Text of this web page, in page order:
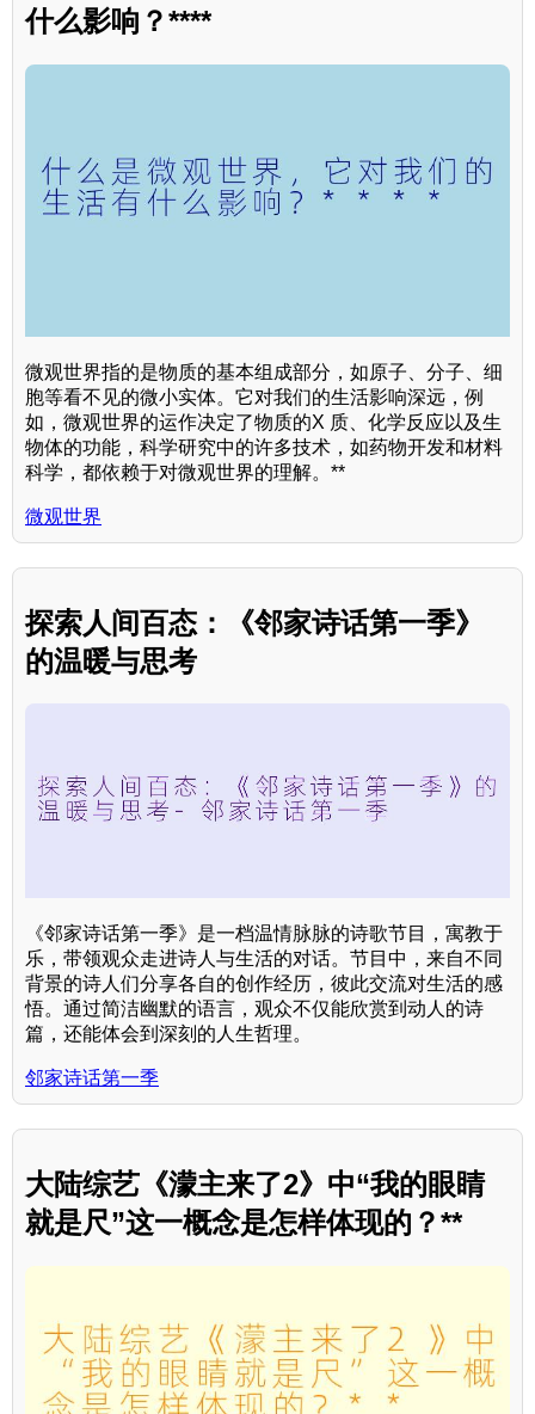
什么影响？****
微观世界指的是物质的基本组成部分，如原子、分子、细
胞等看不见的微小实体。它对我们的生活影响深远，例
如，微观世界的运作决定了物质的X 质、化学反应以及生
物体的功能，科学研究中的许多技术，如药物开发和材料
科学，都依赖于对微观世界的理解。**
微观世界
探索人间百态：《邻家诗话第一季》
的温暖与思考
《邻家诗话第一季》是一档温情脉脉的诗歌节目，寓教于
乐，带领观众走进诗人与生活的对话。节目中，来自不同
背景的诗人们分享各自的创作经历，彼此交流对生活的感
悟。通过简洁幽默的语言，观众不仅能欣赏到动人的诗
篇，还能体会到深刻的人生哲理。
邻家诗话第一季
大陆综艺《濛主来了2》中“我的眼睛
就是尺”这一概念是怎样体现的？**